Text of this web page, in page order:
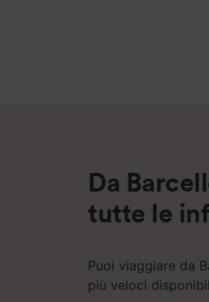
Da
tutte le
Puoi viaggiare da
più veloci